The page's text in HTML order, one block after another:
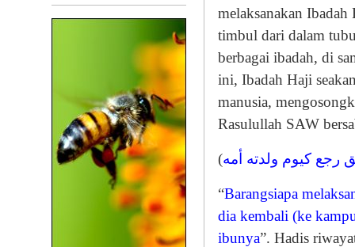
melaksanakan Ibadah
timbul dari dalam
berbagai ibadah, di
ini, Ibadah Haji
manusia,
Rasulullah SAW
(كيوم ولدته أمه
“Barangsiapa
dia kembali (ke
ibunya”. Hadis